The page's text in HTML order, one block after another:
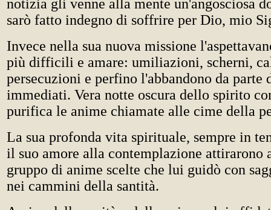
notizia gli venne alla mente un'angosciosa
sarò fatto indegno di soffrire per Dio, mio
Invece nella sua nuova missione
più difficili e amare: umiliazioni, scherni,
persecuzioni e perfino l'abbandono da parte
immediati. Vera notte oscura dello spirito
purifica le anime chiamate alle cime della
La sua profonda vita spirituale, sempre in
il suo amore alla contemplazione attirarono
gruppo di anime scelte che lui guidò con
nei cammini della santità.